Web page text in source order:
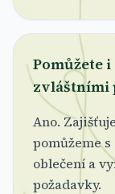
Pomůžete
zvláštními
Ano.
pomůžeme
oblečení a
požadavky.